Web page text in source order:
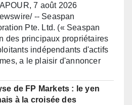
7 août 2026
-- Seaspan
Pte. Ltd. (« Seaspan
des principaux propriétaires
indépendants d'actifs
a le plaisir d'annoncer
de FP Markets : le yen
à la croisée des